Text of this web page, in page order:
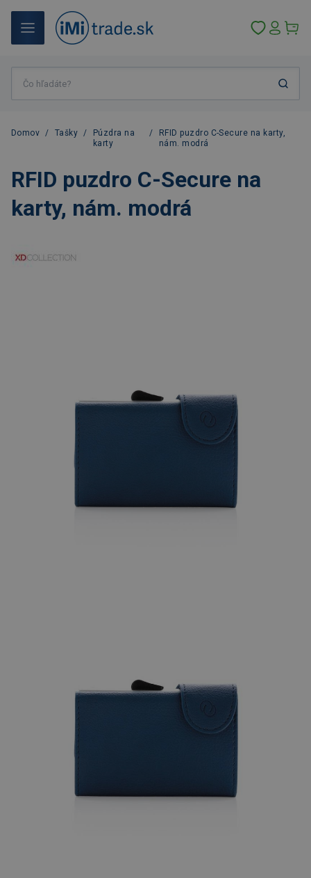
Domov / Tašky /
Púzdra na
karty
/
RFID puzdro C-Secure na karty,
nám. modrá
RFID puzdro C-Secure na
karty, nám. modrá